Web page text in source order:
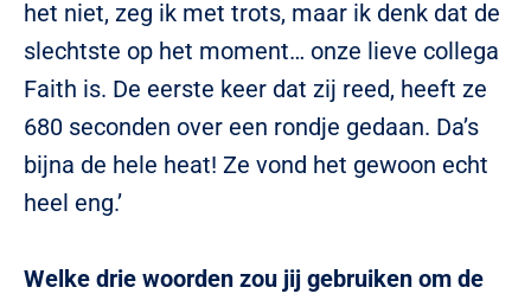
het niet, zeg ik met trots, maar ik denk dat de
slechtste op het moment… onze lieve collega
Faith is. De eerste keer dat zij reed, heeft ze
680 seconden over een rondje gedaan. Da’s
bijna de hele heat! Ze vond het gewoon echt
heel eng.’
Welke drie woorden zou jij gebruiken om de